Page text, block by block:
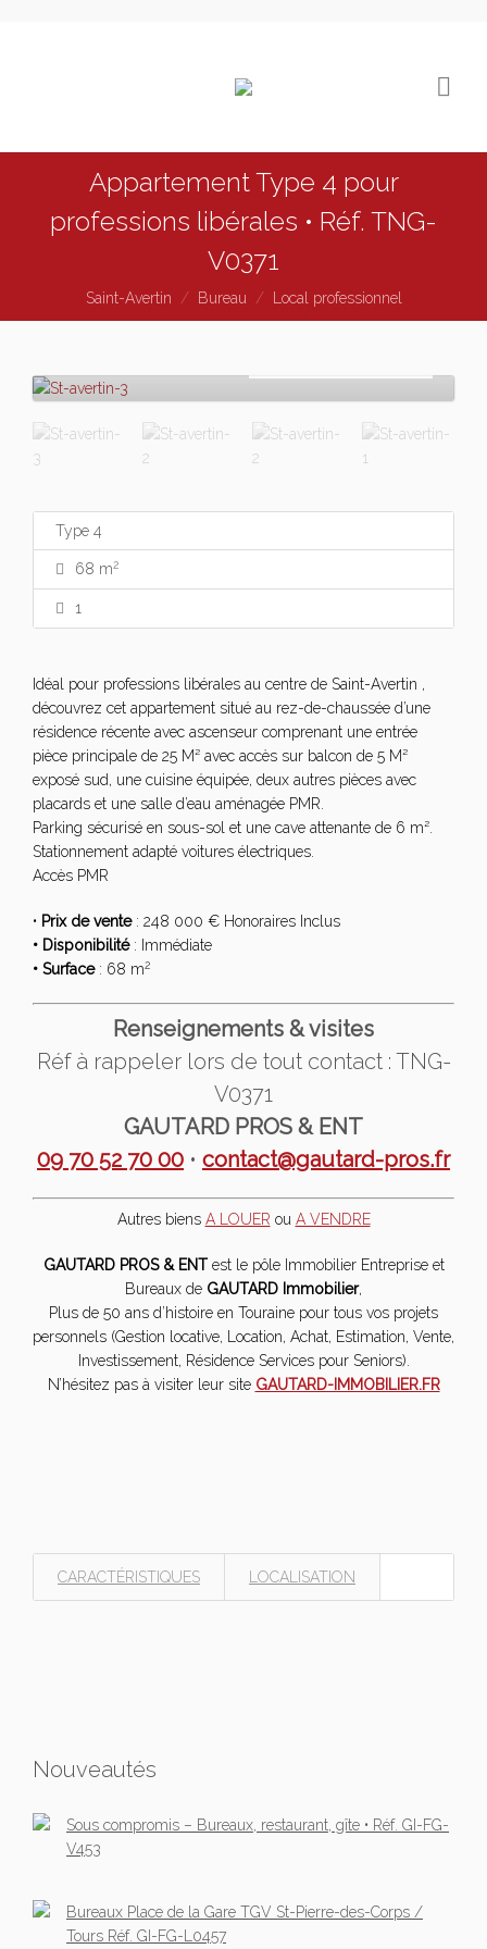
Appartement Type 4 pour
professions libérales • Réf. TNG-
V0371
Saint-Avertin Bureau Local professionnel
Type 4
68 m2
1
Idéal pour professions libérales au centre de Saint-Avertin ,
découvrez cet appartement situé au rez-de-chaussée d’une
résidence récente avec ascenseur comprenant une entrée
pièce principale de 25 M² avec accès sur balcon de 5 M²
exposé sud, une cuisine équipée, deux autres pièces avec
placards et une salle d’eau aménagée PMR.
Parking sécurisé en sous-sol et une cave attenante de 6 m².
Stationnement adapté voitures électriques.
Accès PMR
• Prix de vente: 248 000 € Honoraires Inclus
• Disponibilité : Immédiate
• Surface : 68 m2
Renseignements & visites
Réf à rappeler lors de tout contact : TNG-
V0371
GAUTARD PROS & ENT
09 70 52 70 00 • contact@gautard-pros.fr
Autres biens A LOUER ou A VENDRE
GAUTARD PROS & ENTest le pôle Immobilier Entreprise et
Bureaux de GAUTARD Immobilier,
Plus de 50 ans d’histoire en Touraine pour tous vos projets
personnels (Gestion locative, Location, Achat, Estimation, Vente,
Investissement, Résidence Services pour Seniors).
N’hésitez pas à visiter leur site GAUTARD-IMMOBILIER.FR
CARACTÉRISTIQUES LOCALISATION
Nouveautés
Sous compromis – Bureaux, restaurant, gîte • Réf. GI-FG-
V453
Bureaux Place de la Gare TGV St-Pierre-des-Corps /
Tours Réf. GI-FG-L0457